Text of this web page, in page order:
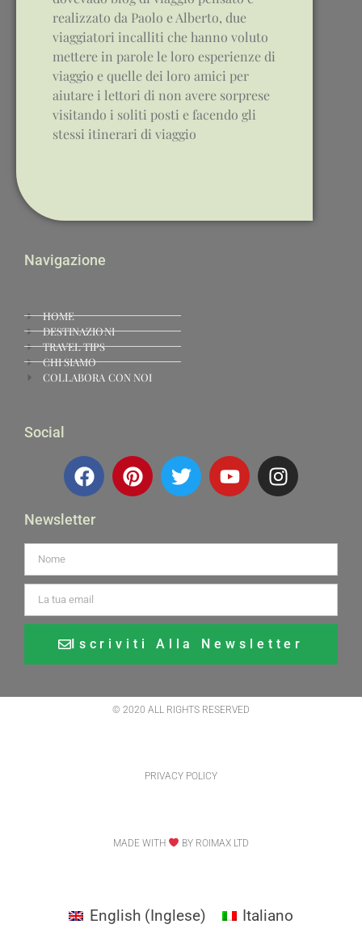
realizzato da Paolo e Alberto, due
viaggiatori incalliti che hanno voluto
mettere in parole le loro esperienze di
viaggio e quelle dei loro amici per
aiutare i lettori di non avere sorprese
visitando i soliti posti e facendo gli
stessi itinerari di viaggio
Navigazione
HOME
DESTINAZIONI
TRAVEL TIPS
CHI SIAMO
COLLABORA CON NOI
Social
Newsletter
Iscriviti Alla Newsletter
© 2020 ALL RIGHTS RESERVED
PRIVACY POLICY
MADE WITH BY ROIMAX LTD
English(Inglese) Italiano